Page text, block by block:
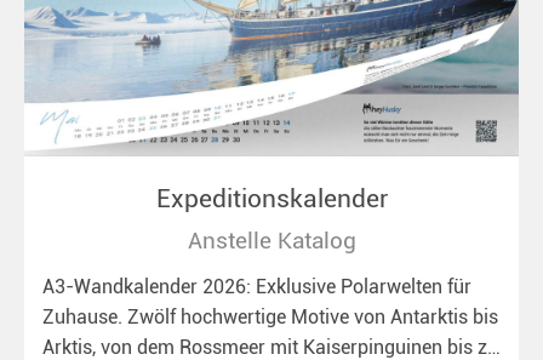
Expeditionskalender
Anstelle Katalog
A3-Wandkalender 2026: Exklusive Polarwelten für
Zuhause. Zwölf hochwertige Motive von Antarktis bis
Arktis, von dem Rossmeer mit Kaiserpinguinen bis zu